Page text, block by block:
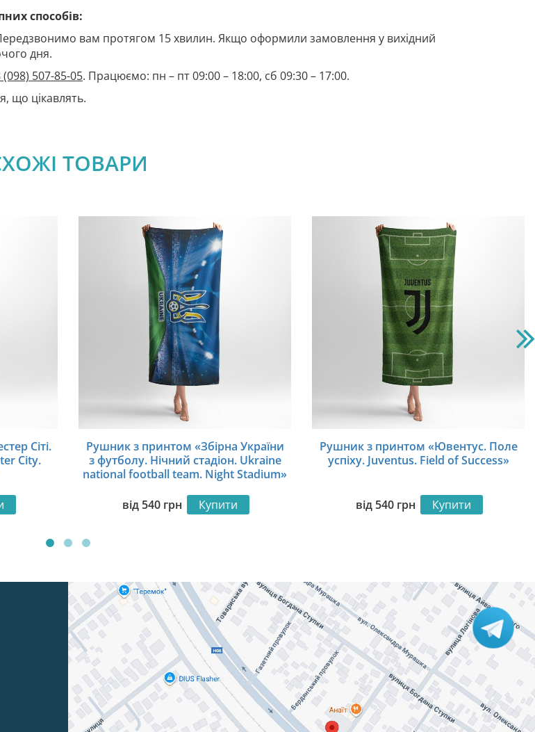
способів:
вам протягом 15 хвилин. Якщо оформили замовлення у вихідний
дня.
(098) 507-85-05. Працюємо: пн – пт 09:00 – 18:00, сб 09:30 – 17:00.
що цікавлять.
ТОВАРИ
Сіті.
City.
Рушник з принтом «Збірна України
з футболу. Нічний стадіон. Ukraine
national football team. Night Stadium»
від 540 грн Купити
Рушник з принтом «Ювентус. Поле
успіху. Juventus. Field of Success»
від 540 грн Купити